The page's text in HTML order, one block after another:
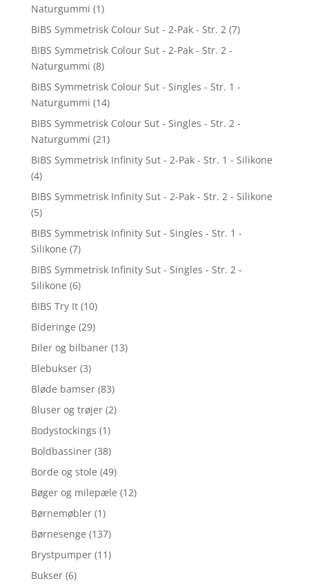
Naturgummi (1)
BIBS Symmetrisk Colour Sut - 2-Pak - Str. 2 (7)
BIBS Symmetrisk Colour Sut - 2-Pak - Str. 2 -
Naturgummi (8)
BIBS Symmetrisk Colour Sut - Singles - Str. 1 -
Naturgummi (14)
BIBS Symmetrisk Colour Sut - Singles - Str. 2 -
Naturgummi (21)
BIBS Symmetrisk Infinity Sut - 2-Pak - Str. 1 - Silikone
(4)
BIBS Symmetrisk Infinity Sut - 2-Pak - Str. 2 - Silikone
(5)
BIBS Symmetrisk Infinity Sut - Singles - Str. 1 -
Silikone (7)
BIBS Symmetrisk Infinity Sut - Singles - Str. 2 -
Silikone (6)
BIBS Try It (10)
Bideringe (29)
Biler og bilbaner (13)
Blebukser (3)
Bløde bamser (83)
Bluser og trøjer (2)
Bodystockings (1)
Boldbassiner (38)
Borde og stole (49)
Bøger og milepæle (12)
Børnemøbler (1)
Børnesenge (137)
Brystpumper (11)
Bukser (6)